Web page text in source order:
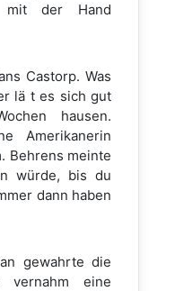
mit der Hand
Castorp. Was
lä t es sich gut
hausen.
Amerikanerin
Behrens meinte
würde, bis du
dann haben
gewahrte die
eine